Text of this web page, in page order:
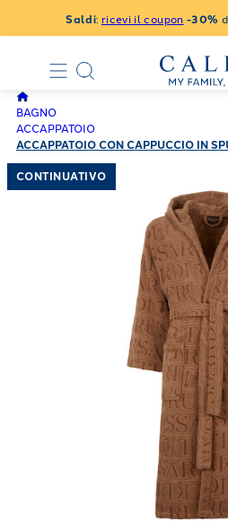
Saldi: ricevi il coupon -30%
BAGNO
ACCAPPATOIO
ACCAPPATOIO CON CAPPUCCIO IN
TRUSSARDI MODERNO
CONTINUATIVO